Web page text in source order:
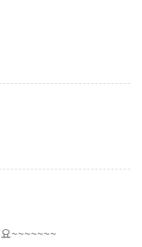
~~~~~~~